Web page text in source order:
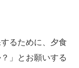
るために、夕食
」とお願いする